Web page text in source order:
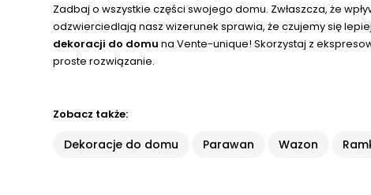
Zadbaj o wszystkie części swojego domu. Zwłaszcza, że
odzwierciedlają nasz wizerunek sprawia, że czujemy się
dekoracji do domu na Vente-unique! Skorzystaj z
proste rozwiązanie.
Zobacz także:
Dekoracje do domu Parawan Wazon